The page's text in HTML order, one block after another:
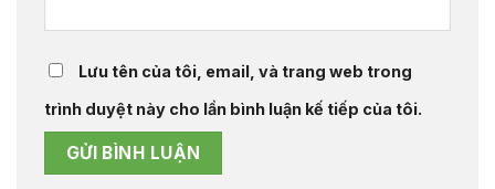
Lưu tên của tôi, email, và trang web trong
trình duyệt này cho lần bình luận kế tiếp của tôi.